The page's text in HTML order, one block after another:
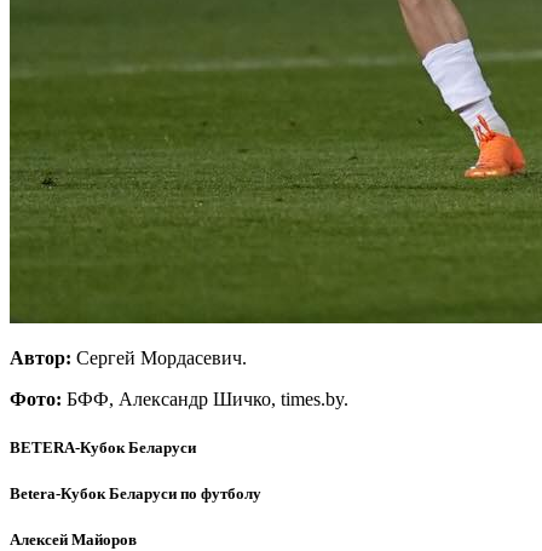
Автор: Сергей Мордасевич.
Фото: БФФ, Александр Шичко, times.by.
BETERA-Кубок Беларуси
Betera-Кубок Беларуси по футболу
Алексей Майоров